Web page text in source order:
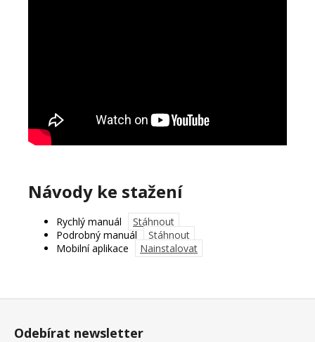
Návody ke stažení
Rychlý manuál
Stáhnout
Podrobný manuál
Stáhnout
Mobilní aplikace
Nainstalovat
Z
Odebírat newsletter